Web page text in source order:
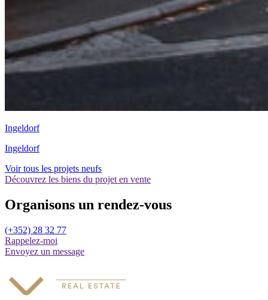
Ingeldorf
Ingeldorf
Voir tous les projets neufs
Découvrez les biens du projet en vente
Organisons un rendez-vous
(+352) 28 32 77
Rappelez-moi
Envoyez un message